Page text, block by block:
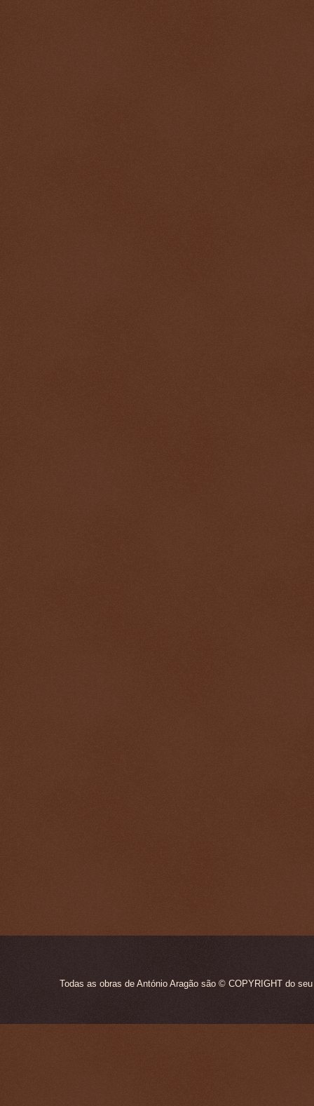
Todas as obras de António Aragão são © COPYRIGHT do